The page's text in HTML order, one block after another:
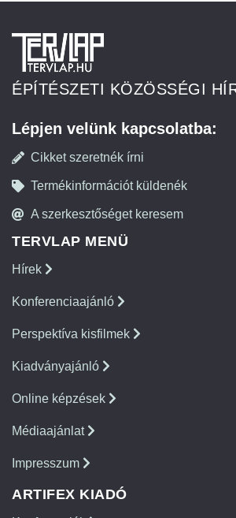
ÉPÍTÉSZETI KÖZÖSSÉGI
Lépjen velünk kapcsolatba:
Cikket szeretnék írni
Termékinformációt küldenék
A szerkesztőséget keresem
TERVLAP MENÜ
Hírek
Konferenciaajánló
Perspektíva kisfilmek
Kiadványajánló
Online képzések
Médiaajánlat
Impresszum
ARTIFEX KIADÓ